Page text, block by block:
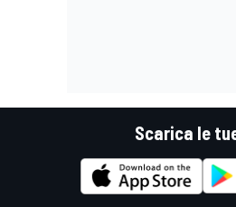
Scarica le